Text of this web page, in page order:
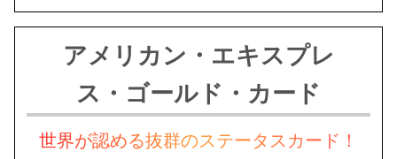
アメリカン・エキスプレ
ス・ゴールド・カード
世界が認める抜群のステータスカード！